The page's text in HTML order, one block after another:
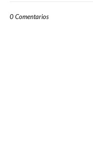
0 Comentarios